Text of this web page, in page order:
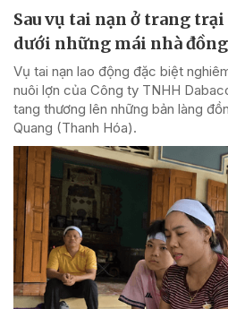
Sau vụ tai nạn ở trang trại
dưới những mái nhà
Vụ tai nạn lao động đặc biệt
nuôi lợn của Công ty TNHH
tang thương lên những bản làng
Quang (Thanh Hóa).